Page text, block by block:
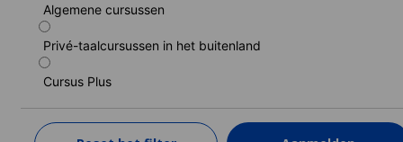
Algemene cursussen
Privé-taalcursussen in het buitenland
Cursus Plus
Duur: 1 - 20 weken
Niveaus: Absoluut beginner naar Vaardig gebruiker (C1)
1 week
354 EUR
LEER MEER